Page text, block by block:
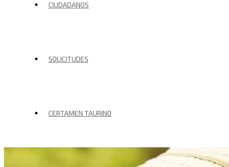
CIUDADANOS
SOLICITUDES
CERTAMEN TAURINO